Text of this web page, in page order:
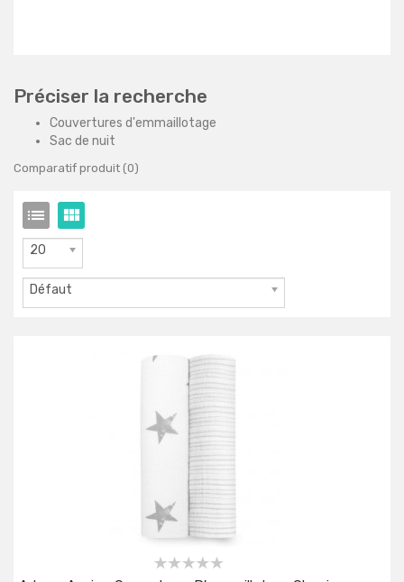
Préciser la recherche
Couvertures d'emmaillotage
Sac de nuit
Comparatif produit (0)
20
Défaut